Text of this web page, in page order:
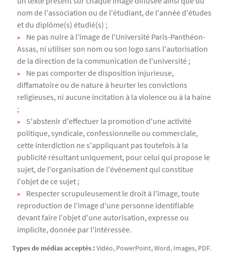
nom de l'association ou de l'étudiant, de l'année d'études
et du diplôme(s) étudié(s) ;
Ne pas nuire à l'image de l'Université Paris-Panthéon-
Assas, ni utiliser son nom ou son logo sans l'autorisation
de la direction de la communication de l'université ;
Ne pas comporter de disposition injurieuse,
diffamatoire ou de nature à heurter les convictions
religieuses, ni aucune incitation à la violence ou à la haine
;
S'abstenir d'effectuer la promotion d'une activité
politique, syndicale, confessionnelle ou commerciale,
cette interdiction ne s'appliquant pas toutefois à la
publicité résultant uniquement, pour celui qui propose le
sujet, de l'organisation de l'événement qui constitue
l'objet de ce sujet ;
Respecter scrupuleusement le droit à l'image, toute
reproduction de l'image d'une personne identifiable
devant faire l'objet d'une autorisation, expresse ou
implicite, donnée par l'intéressée.
Types de médias acceptés :Vidéo, PowerPoint, Word, Images, PDF.